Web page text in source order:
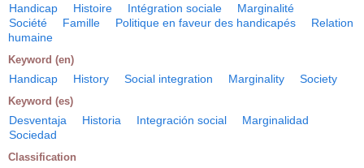
Handicap Histoire Intégration sociale
Marginalité
Société
Famille Politique en faveur des handicapés
Relation
humaine
Keyword (en)
Handicap History Social integration Marginality Society
Keyword (es)
Desventaja Historia Integración social
Marginalidad
Sociedad
Classification